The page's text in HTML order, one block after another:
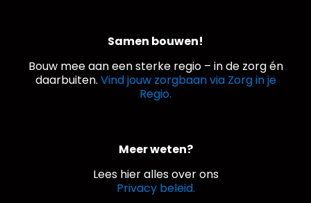
Samen bouwen!
Bouw mee aan een sterke regio – in de zorg én
daarbuiten. Vind jouw zorgbaan via Zorg in je
Regio.
Meer weten?
Lees hier alles over ons
Privacy beleid.